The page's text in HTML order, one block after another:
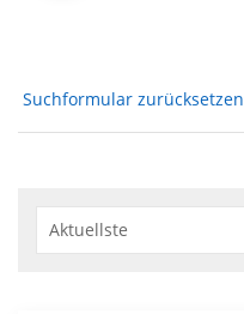
Suchformular zurücksetzen